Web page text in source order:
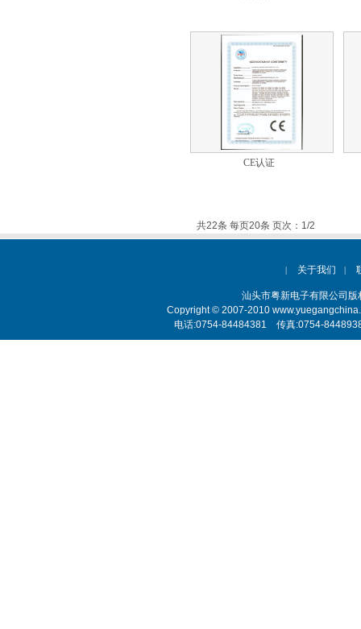
CE认证
共22条 每页20条 页次：1/2
| 关于我们 |
汕头市粤新电子有限公司
Copyright © 2007-2010
电话:0754-84484381 传真:0754-